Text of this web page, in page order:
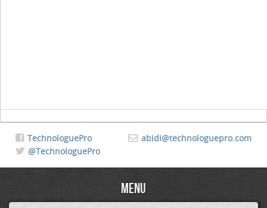
abidi@technologuepro.com
TechnologuePro
@TechnologuePro
Menu